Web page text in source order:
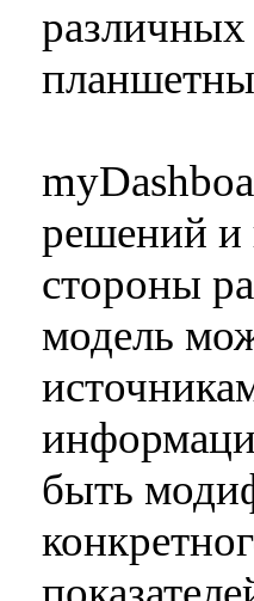
различных
решений и
стороны
модель
быть